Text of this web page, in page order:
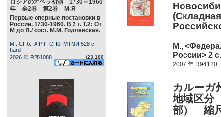
ロシアのオペラ初演 1730～1960
年 全2巻 第2巻 М-Я
Первые оперные постановки в
России. 1730-1960. В 2 т. Т.2: От
М до Я./ сост. М.М. Годлевская.
М.: СПб., А.Р.Т; СПбГМТМИ 528 c.
hard
2026 年 R281088
\23,100
М.,
России> 2
2007 年 R94120
カルー
地域区分
部） 縮